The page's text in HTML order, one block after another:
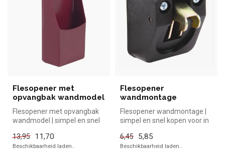
Flesopener met
opvangbak wandmodel
Flesopener met opvangbak
wandmodel | simpel en snel
Ove...
13,95 11,70
Beschikbaarheid laden..
Flesopener
wandmontage
Flesopener wandmontage |
simpel en snel kopen voor in
6,45
5,85
Beschikbaarheid laden..